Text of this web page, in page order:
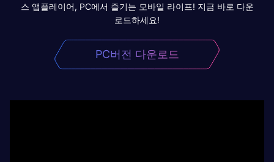
스 앱플레이어, PC에서 즐기는 모바일 라이프! 지금 바로 다운
로드하세요!
PC버전 다운로드